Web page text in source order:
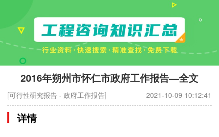
2016年朔州市怀仁市政府工作报告—全文
[可行性研究报告 - 政府工作报告] 2021-10-09 10:12:41
详情